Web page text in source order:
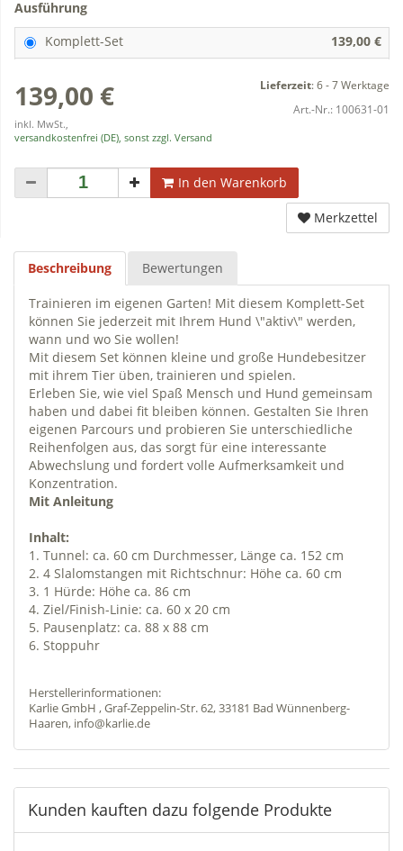
Ausführung
Komplett-Set
139,00 €
139,00 €
inkl. MwSt.,
versandkostenfrei (DE), sonst zzgl. Versand
Lieferzeit:6 - 7 Werktage
Art.-Nr.: 100631-01
In den Warenkorb
Merkzettel
Beschreibung Bewertungen
Trainieren im eigenen Garten! Mit diesem Komplett-Set
können Sie jederzeit mit Ihrem Hund \"aktiv\" werden,
wann und wo Sie wollen!
Mit diesem Set können kleine und große Hundebesitzer
mit ihrem Tier üben, trainieren und spielen.
Erleben Sie, wie viel Spaß Mensch und Hund gemeinsam
haben und dabei fit bleiben können. Gestalten Sie Ihren
eigenen Parcours und probieren Sie unterschiedliche
Reihenfolgen aus, das sorgt für eine interessante
Abwechslung und fordert volle Aufmerksamkeit und
Konzentration.
Mit Anleitung
Inhalt:
1. Tunnel: ca. 60 cm Durchmesser, Länge ca. 152 cm
2. 4 Slalomstangen mit Richtschnur: Höhe ca. 60 cm
3. 1 Hürde: Höhe ca. 86 cm
4. Ziel/Finish-Linie: ca. 60 x 20 cm
5. Pausenplatz: ca. 88 x 88 cm
6. Stoppuhr
Herstellerinformationen:
Karlie GmbH , Graf-Zeppelin-Str. 62, 33181 Bad Wünnenberg-
Haaren, info@karlie.de
Kunden kauften dazu folgende Produkte